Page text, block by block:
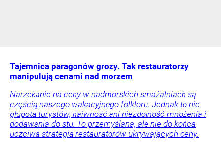
Tajemnica paragonów grozy. Tak restauratorzy
manipulują cenami nad morzem
Narzekanie na ceny w nadmorskich smażalniach są
częścią naszego wakacyjnego folkloru. Jednak to nie
głupota turystów, naiwność ani niezdolność mnożenia i
dodawania do stu. To przemyślana, ale nie do końca
uczciwa strategia restauratorów ukrywających ceny.